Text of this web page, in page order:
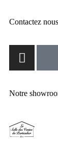
Contactez
Notre